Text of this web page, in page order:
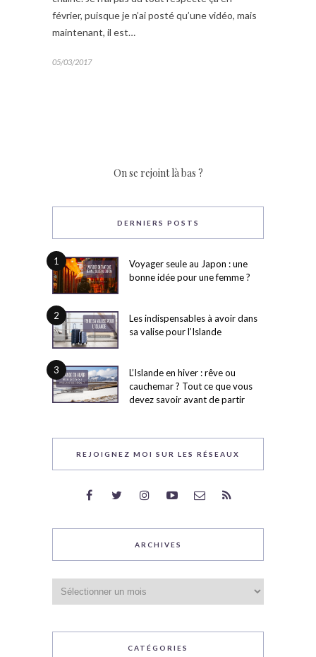
février, puisque je n’ai posté qu’une vidéo, mais
maintenant, il est…
05/03/2017
On se rejoint là bas ?
DERNIERS POSTS
1
Voyager seule au Japon : une
bonne idée pour une femme ?
2
Les indispensables à avoir dans
sa valise pour l’Islande
3
L’Islande en hiver : rêve ou
cauchemar ? Tout ce que vous
devez savoir avant de partir
REJOIGNEZ MOI SUR LES RÉSEAUX
ARCHIVES
CATÉGORIES